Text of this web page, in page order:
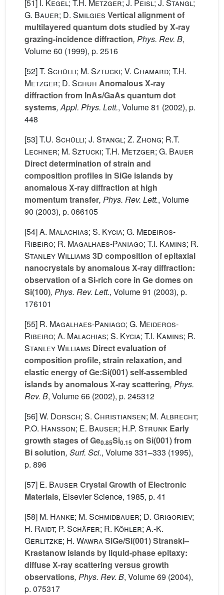
[51] I. Kegel; T.H. Metzger; J. Peisl; J. Stangl;
G. Bauer; D. Smilgies Vertical alignment of
multilayered quantum dots studied by X-ray
grazing-incidence diffraction, Phys. Rev. B,
Volume 60 (1999), p. 2516
[52]T. Schülli; M. Sztucki; V. Chamard; T.H.
Metzger; D. Schuh Anomalous X-ray
diffraction from InAs/GaAs quantum dot
systems, Appl. Phys. Lett., Volume 81 (2002), p.
448
[53]T.U. Schülli; J. Stangl; Z. Zhong; R.T.
Lechner; M. Sztucki; T.H. Metzger; G. Bauer
Direct determination of strain and
composition profiles in SiGe islands by
anomalous X-ray diffraction at high
momentum transfer, Phys. Rev. Lett., Volume
90 (2003), p. 066105
[54]A. Malachias; S. Kycia; G. Medeiros-
Ribeiro; R. Magalhaes-Paniago; T.I. Kamins; R.
Stanley Williams 3D composition of epitaxial
nanocrystals by anomalous X-ray diffraction:
observation of a Si-rich core in Ge domes on
Si(100), Phys. Rev. Lett., Volume 91 (2003), p.
176101
[55] R. Magalhaes-Paniago; G. Meideros-
Ribeiro; A. Malachias; S. Kycia; T.I. Kamins; R.
Stanley Williams Direct evaluation of
composition profile, strain relaxation, and
elastic energy of Ge:Si(001) self-assembled
islands by anomalous X-ray scattering, Phys.
Rev. B, Volume 66 (2002), p. 245312
[56]W. Dorsch; S. Christiansen; M. Albrecht;
P.O. Hansson; E. Bauser; H.P. Strunk Early
growth stages of Ge0.85Si0.15 on Si(001) from
Bi solution, Surf. Sci., Volume 331–333 (1995),
p. 896
[57] E. Bauser Crystal Growth of Electronic
Materials, Elsevier Science, 1985, p. 41
[58] M. Hanke; M. Schmidbauer; D. Grigoriev;
H. Raidt; P. Schäfer; R. Köhler; A.-K.
Gerlitzke; H. WawraSiGe/Si(001) Stranski–
Krastanow islands by liquid-phase epitaxy:
diffuse X-ray scattering versus growth
observations, Phys. Rev. B, Volume 69 (2004),
p. 075317